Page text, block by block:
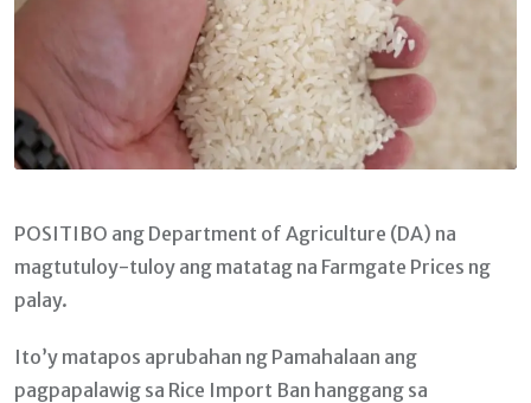
POSITIBO ang Department of Agriculture (DA) na
magtutuloy-tuloy ang matatag na Farmgate Prices ng
palay.
Ito’y matapos aprubahan ng Pamahalaan ang
pagpapalawig sa Rice Import Ban hanggang sa